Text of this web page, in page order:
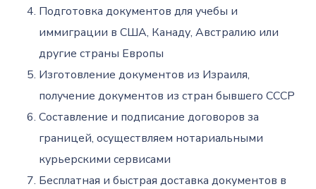
Подготовка документов для учебы и
иммиграции в США, Канаду, Австралию или
другие страны Европы
Изготовление документов из Израиля,
получение документов из стран бывшего СССР
Составление и подписание договоров за
границей, осуществляем нотариальными
курьерскими сервисами
Бесплатная и быстрая доставка документов в